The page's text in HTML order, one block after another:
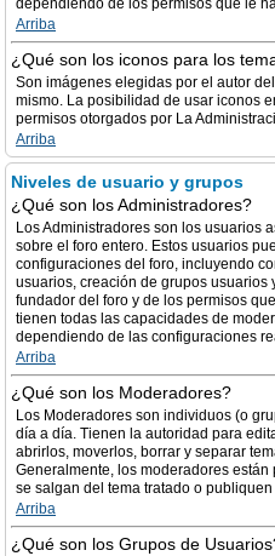
dependiendo de los permisos que le
Arriba
¿Qué son los iconos para los
Son imágenes elegidas por el autor
mismo. La posibilidad de usar iconos
permisos otorgados por La
Arriba
Niveles de usuario y grupos
¿Qué son los Administradores?
Los Administradores son los usuarios
sobre el foro entero. Estos usuarios
configuraciones del foro, incluyendo
usuarios, creación de grupos usuarios
fundador del foro y de los permisos
tienen todas las capacidades de
dependiendo de las configuraciones
Arriba
¿Qué son los Moderadores?
Los Moderadores son individuos (o
día a día. Tienen la autoridad para
abrirlos, moverlos, borrar y separar
Generalmente, los moderadores
se salgan del tema tratado o
Arriba
¿Qué son los Grupos de